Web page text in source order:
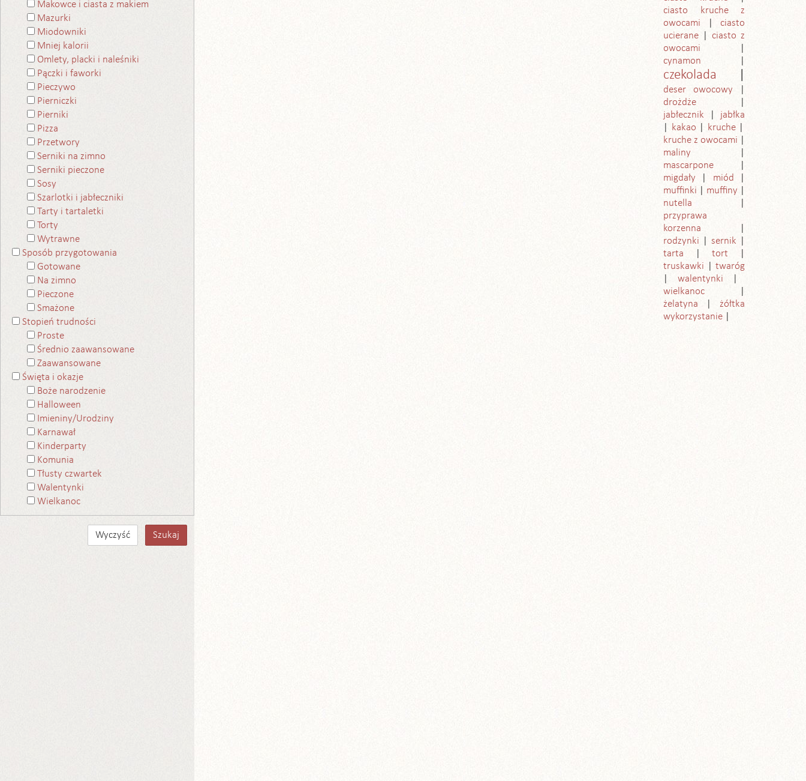
Makowce i ciasta z makiem
Mazurki
Miodowniki
Mniej kalorii
Omlety, placki i naleśniki
Pączki i faworki
Pieczywo
Pierniczki
Pierniki
Pizza
Przetwory
Serniki na zimno
Serniki pieczone
Sosy
Szarlotki i jabłeczniki
Tarty i tartaletki
Torty
Wytrawne
Sposób przygotowania
Gotowane
Na zimno
Pieczone
Smażone
Stopień trudności
Proste
Średnio zaawansowane
Zaawansowane
Święta i okazje
Boże narodzenie
Halloween
Imieniny/Urodziny
Karnawał
Kinderparty
Komunia
Tłusty czwartek
Walentynki
Wielkanoc
ciasto kruche z
owocami
ciasto
ucierane
ciasto z
owocami
cynamon
czekolada
deser owocowy
drożdże
jabłecznik
jabłka
kakao
kruche
kruche z owocami
maliny
mascarpone
migdały
miód
muffinki
muffiny
nutella
przyprawa
korzenna
rodzynki
sernik
tarta
tort
truskawki
twaróg
walentynki
wielkanoc
żelatyna
żółtka
wykorzystanie